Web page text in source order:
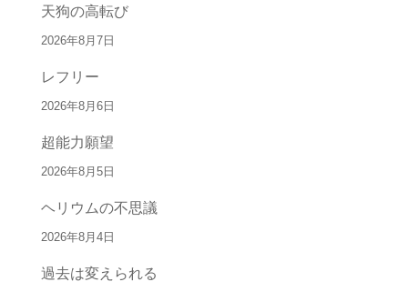
天狗の高転び
2026年8月7日
レフリー
2026年8月6日
超能力願望
2026年8月5日
ヘリウムの不思議
2026年8月4日
過去は変えられる